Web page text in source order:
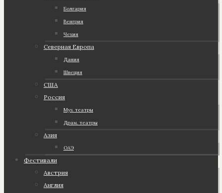
Болгария
Венгрия
Чехия
Северная Европа
Дания
Швеция
США
Россия
Муз. театры
Драм. театры
Азия
ОАЭ
Фестивали
Австрия
Англия